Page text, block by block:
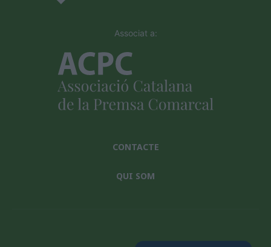
Associat a:
CONTACTE
QUI SOM